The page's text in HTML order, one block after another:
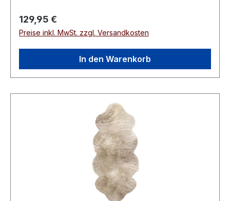
Regulärer Preis:
129,95 €
Preise inkl. MwSt. zzgl. Versandkosten
In den Warenkorb